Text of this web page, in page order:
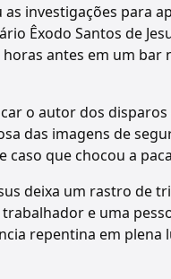
as investigações para
Êxodo Santos de
antes em um bar
o autor dos disparos
das imagens de
que chocou a
deixa um rastro de
e uma
repentina em